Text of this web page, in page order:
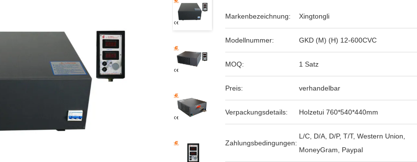
Markenbezeichnung: Xingtongli
Modellnummer: GKD (M) (H) 12-600CVC
MOQ: 1 Satz
Preis: verhandelbar
Verpackungsdetails: Holzetui 760*540*440mm
Zahlungsbedingungen:
L/C, D/A, D/P, T/T, Western Union,
MoneyGram, Paypal